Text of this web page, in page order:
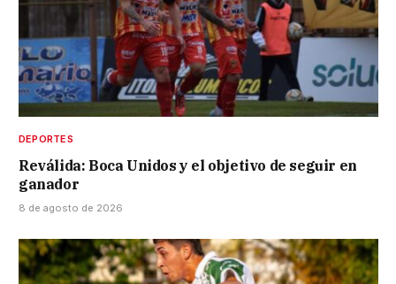
DEPORTES
Reválida: Boca Unidos y el objetivo de seguir en
ganador
8 de agosto de 2026